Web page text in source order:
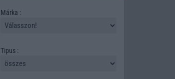
Márka :
Tipus :